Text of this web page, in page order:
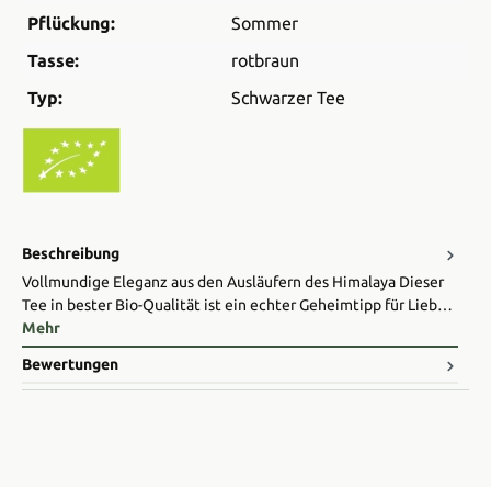
Pflückung:
Sommer
Tasse:
rotbraun
Typ:
Schwarzer Tee
Beschreibung
Vollmundige Eleganz aus den Ausläufern des Himalaya Dieser
Tee in bester Bio-Qualität ist ein echter Geheimtipp für Lieb…
Mehr
Bewertungen